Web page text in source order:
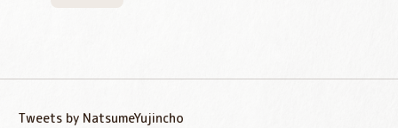
Tweets by NatsumeYujincho